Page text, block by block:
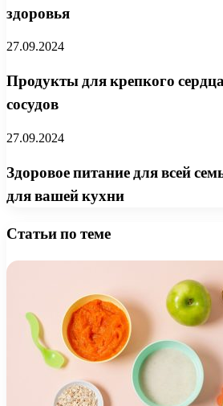
здоровья
27.09.2024
Продукты для крепкого
сосудов
27.09.2024
Здоровое питание для всей
для вашей кухни
Статьи по теме